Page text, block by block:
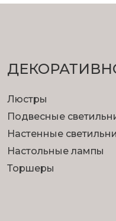
Люстры
Подвесные
Настенные
Настольные лампы
Торшеры